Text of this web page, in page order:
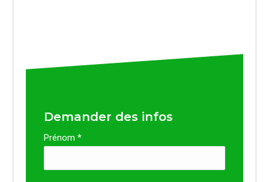
Demander des infos
Prénom *